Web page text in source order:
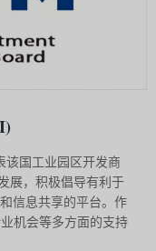
国工业园区开发商
展，积极倡导有利于
信息共享的平台。作
机会等多方面的支持